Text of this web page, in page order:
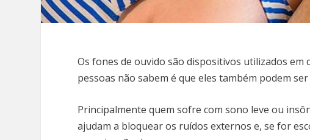
Os fones de ouvido são dispositivos utilizados
pessoas não sabem é que eles também podem
Principalmente quem sofre com sono leve ou
ajudam a bloquear os ruídos externos e, se for